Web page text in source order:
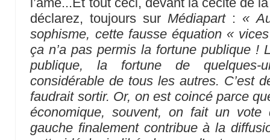
déclarez, toujours surMédiapart: «
sophisme, cette fausse équation «
ça n’a pas permis la fortune publique !
publique, la fortune de quelques-
considérable de tous les autres. C’est
faudrait sortir. Or, on est coincé parce
économique, souvent, on fait un
gauche finalement contribue à la